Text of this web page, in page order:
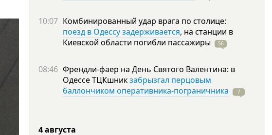
10:07 Комбинированный удар врага по столице:
поезд в Одессу задерживается, на станции в
Киевской области погибли пассажиры 56
08:46 Френдли-фаер на День Святого Валентина: в
Одессе ТЦКшникзабрызгал перцовым
баллончиком оперативника-пограничника
7
4 августа